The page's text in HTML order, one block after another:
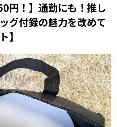
円！】通勤にも！推し
グ付録の魅力を改めて
】